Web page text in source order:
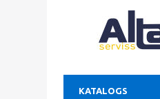
KATALOGS